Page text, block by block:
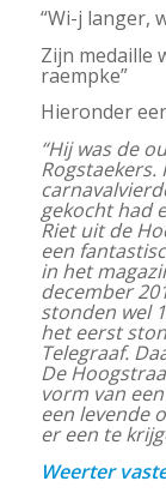
“Wi-j langer,
Zijn medaille
raempke”
Hieronder
“Hij was de
Rogstaekers.
gekocht had
Riet uit de
een
in het
december
stonden wel
het eerst
Telegraaf.
De
vorm van
een levende
er een te
Weerter